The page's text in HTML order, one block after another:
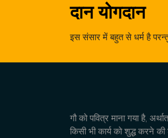
दान योगदान
इस संसार में बहुत से धर्म है परन्तु
गौ को पवित्र माना गया है,
किसी भी कार्य को शुद्ध करने की